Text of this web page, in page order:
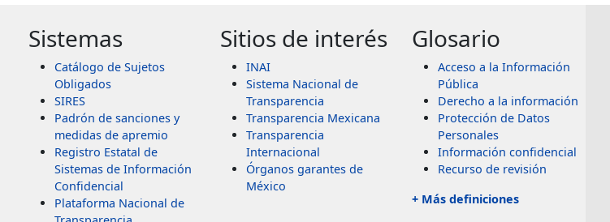
Sistemas
Catálogo de Sujetos
Obligados
SIRES
Padrón de sanciones y
medidas de apremio
Registro Estatal de
Sistemas de Información
Confidencial
Plataforma Nacional de
Sitios de interés
INAI
Sistema Nacional de
Transparencia
Transparencia Mexicana
Transparencia
Internacional
Órganos garantes de
México
Glosario
Acceso a la Información
Pública
Derecho a la información
Protección de Datos
Personales
Información confidencial
Recurso de revisión
+ Más definiciones